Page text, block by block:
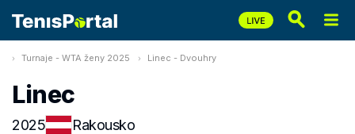
Turnaje - WTA ženy 2025 Linec - Dvouhry
Linec
2025 Rakousko